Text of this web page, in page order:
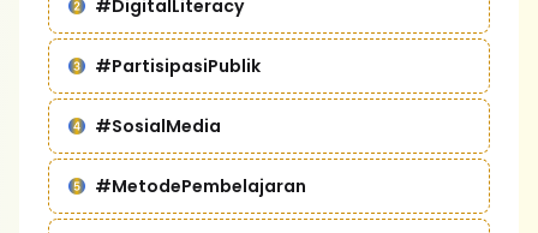
#DigitalLiteracy
#PartisipasiPublik
#SosialMedia
#MetodePembelajaran